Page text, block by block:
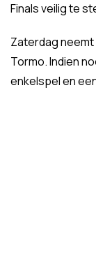
Finals veilig te
Zaterdag
Tormo. Indien
enkelspel en